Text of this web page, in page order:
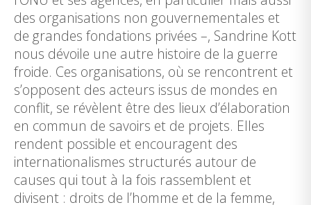
des organisations non gouvernementales et
de grandes fondations privées –, Sandrine Kott
nous dévoile une autre histoire de la guerre
froide. Ces organisations, où se rencontrent et
s’opposent des acteurs issus de mondes en
conflit, se révèlent être des lieux d’élaboration
en commun de savoirs et de projets. Elles
rendent possible et encouragent des
internationalismes structurés autour de
causes qui tout à la fois rassemblent et
divisent : droits de l’homme et de la femme,